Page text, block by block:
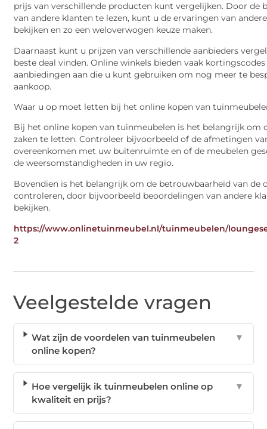
prijs van verschillende producten kunt vergelijken. Door de
van andere klanten te lezen, kunt u de ervaringen van
bekijken en zo een weloverwogen keuze maken.
Daarnaast kunt u prijzen van verschillende aanbieders
beste deal vinden. Online winkels bieden vaak kortingscodes
aanbiedingen aan die u kunt gebruiken om nog meer te
aankoop.
Waar u op moet letten bij het online kopen van
Bij het online kopen van tuinmeubelen is het belangrijk om
zaken te letten. Controleer bijvoorbeeld of de afmetingen
overeenkomen met uw buitenruimte en of de meubelen
de weersomstandigheden in uw regio.
Bovendien is het belangrijk om de betrouwbaarheid van de
controleren, door bijvoorbeeld beoordelingen van andere
bekijken.
https://www.onlinetuinmeubel.nl/tuinmeubelen/
2
Veelgestelde vragen
Wat zijn de voordelen van tuinmeubelen
online kopen?
▼
Hoe vergelijk ik tuinmeubelen online op
kwaliteit en prijs?
▼